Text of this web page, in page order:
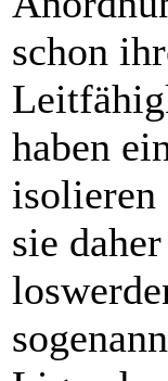
schon
haben
isolieren
sie